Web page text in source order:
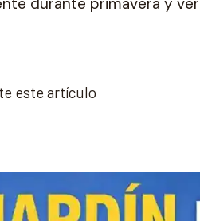
este artículo